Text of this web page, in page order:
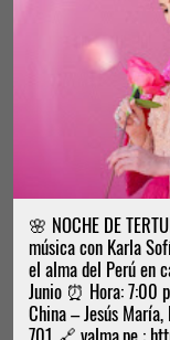
🌸 NOCHE DE
música con Karla
el alma del Perú
Junio ⏰ Hora: 7:00
China – Jesús